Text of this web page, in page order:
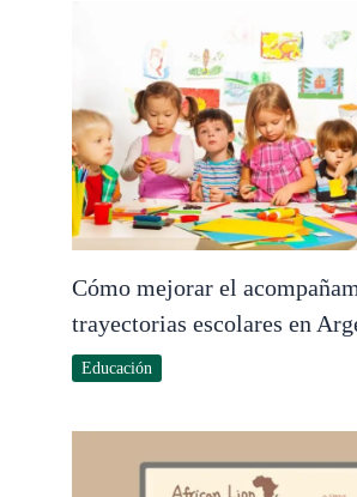
Cómo mejorar el
trayectorias escolares en
Educación